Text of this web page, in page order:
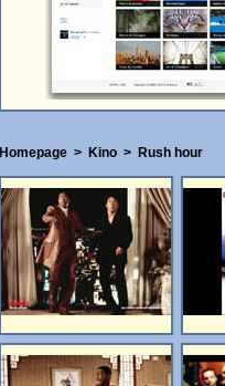
Homepage> Kino> Rush hour